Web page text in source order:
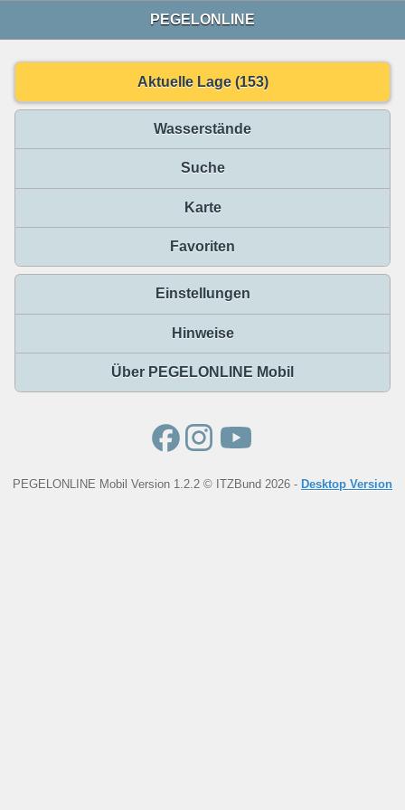
PEGELONLINE
Aktuelle Lage (153)
Wasserstände
Suche
Karte
Favoriten
Einstellungen
Hinweise
Über PEGELONLINE Mobil
PEGELONLINE Mobil Version 1.2.2 © ITZBund 2026 - Desktop Version